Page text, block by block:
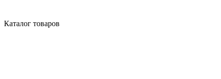
Каталог товаров